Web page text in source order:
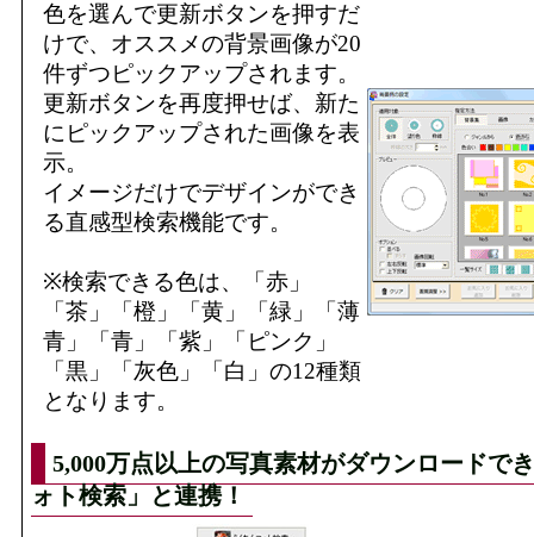
色を選んで更新ボタンを押すだ
けで、オススメの背景画像が20
件ずつピックアップされます。
更新ボタンを再度押せば、新た
にピックアップされた画像を表
示。
イメージだけでデザインができ
る直感型検索機能です。
※検索できる色は、「赤」
「茶」「橙」「黄」「緑」「薄
青」「青」「紫」「ピンク」
「黒」「灰色」「白」の12種類
となります。
5,000万点以上の写真素材がダウンロードで
ォト検索」と連携！